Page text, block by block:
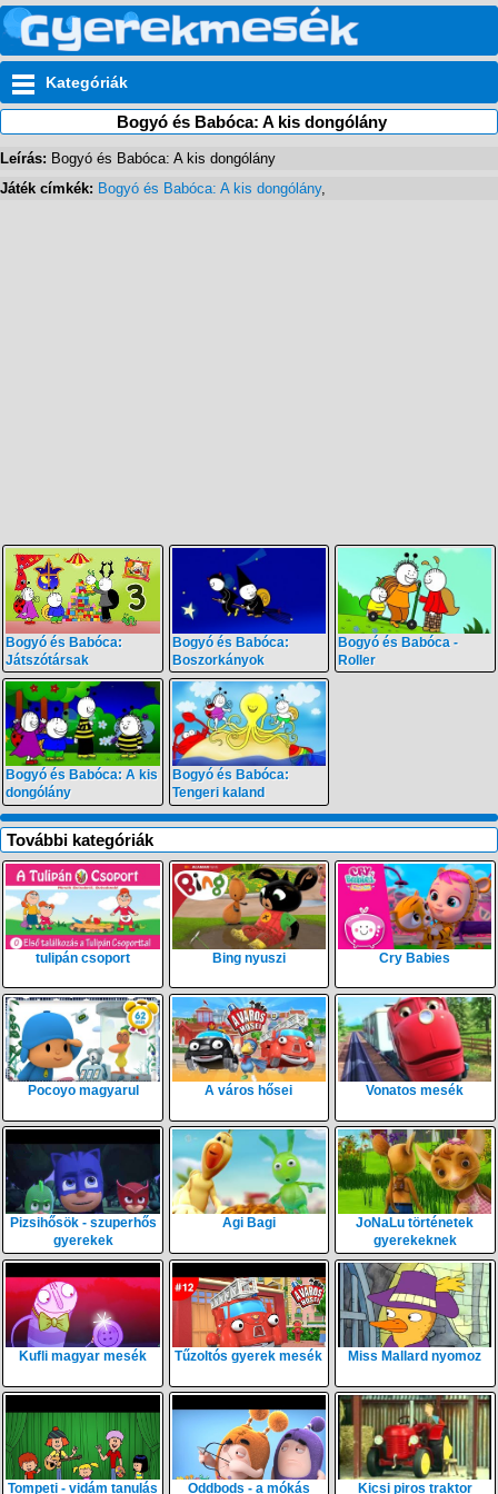
Kategóriák
Bogyó és Babóca: A kis dongólány
Leírás: Bogyó és Babóca: A kis dongólány
Játék címkék: Bogyó és Babóca: A kis dongólány,
Bogyó és Babóca:
Játszótársak
Bogyó és Babóca:
Boszorkányok
Bogyó és Babóca -
Roller
Bogyó és Babóca: A kis
dongólány
Bogyó és Babóca:
Tengeri kaland
További kategóriák
tulipán csoport Bing nyuszi Cry Babies
Pocoyo magyarul A város hősei Vonatos mesék
Pizsihősök - szuperhős
gyerekek
Agi Bagi
JoNaLu történetek
gyerekeknek
Kufli magyar mesék Tűzoltós gyerek mesék Miss Mallard nyomoz
Tompeti - vidám tanulás Oddbods - a mókás Kicsi piros traktor